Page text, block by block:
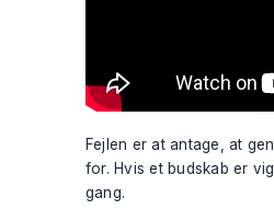
Fejlen er at antage, at
for. Hvis et budskab er
gang.